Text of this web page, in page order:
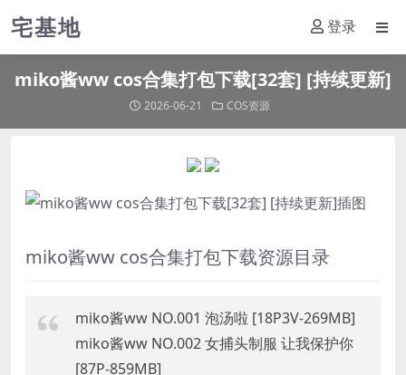
宅基地 登录
miko酱ww cos合集打包下载[32套] [持续更新]
2026-06-21 COS资源
miko酱ww cos合集打包下载资源目录
miko酱ww NO.001 泡汤啦 [18P3V-269MB]
miko酱ww NO.002 女捕头制服 让我保护你
[87P-859MB]